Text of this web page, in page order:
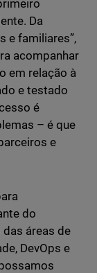
Da
e familiares”,
acompanhar
em relação à
e testado
é
– é que
e
do
áreas de
DevOps e